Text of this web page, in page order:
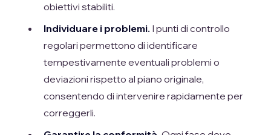
obiettivi stabiliti.
Individuare i problemi. I punti di controllo
regolari permettono di identificare
tempestivamente eventuali problemi o
deviazioni rispetto al piano originale,
consentendo di intervenire rapidamente per
correggerli.